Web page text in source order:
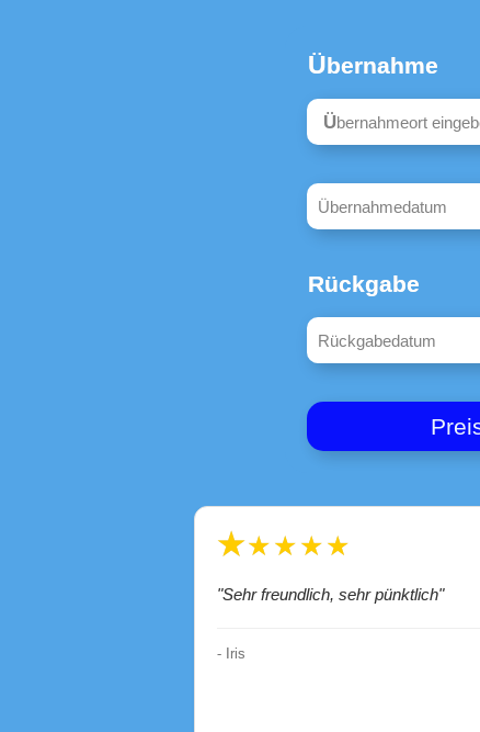
Übernahme
Type 4 or more
Rückgabe
★★★★★
"Sehr freundlich, sehr pünktlich"
- Iris